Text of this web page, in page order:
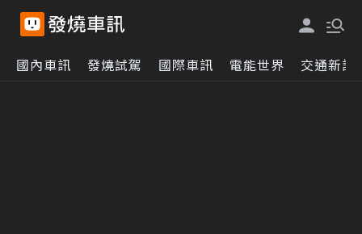
國內車訊 發燒試駕 國際車訊 電能世界 交通新訊